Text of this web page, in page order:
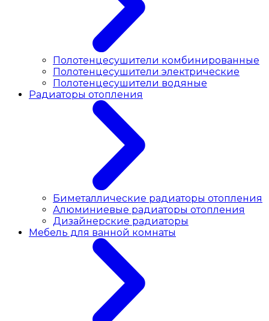
Полотенцесушители комбинированные
Полотенцесушители электрические
Полотенцесушители водяные
Радиаторы отопления
Биметаллические радиаторы отопления
Алюминиевые радиаторы отопления
Дизайнерские радиаторы
Мебель для ванной комнаты